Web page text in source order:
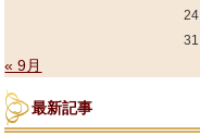
24
31
« 9月
最新記事